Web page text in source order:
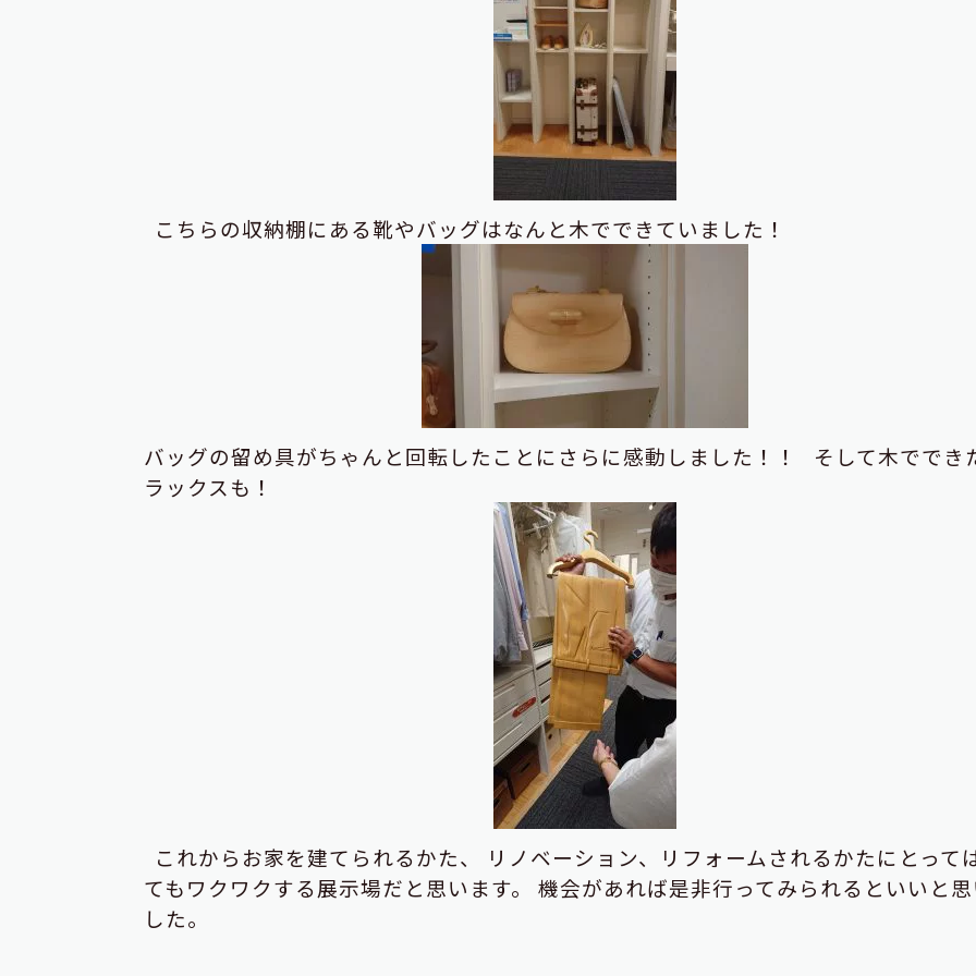
こちらの収納棚にある靴やバッグはなんと木でできていました！
バッグの留め具がちゃんと回転したことにさらに感動しました！！
そして木ででき
ラックスも！
これからお家を建てられるかた、
リノベーション、リフォームされるかたにとって
てもワクワクする展示場だと思います。
機会があれば是非行ってみられるといいと
した。